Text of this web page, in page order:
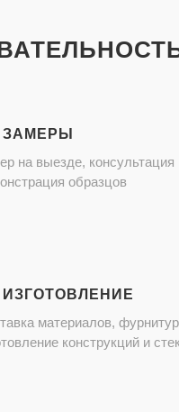
ЗАМЕРЫ
на выезде, консультация
образцов
ИЗГОТОВЛЕНИЕ
материалов,
конструкций и